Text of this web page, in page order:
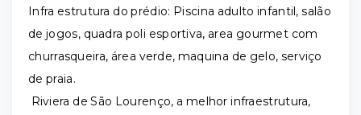
Infra estrutura do prédio: Piscina adulto infantil, salão
de jogos, quadra poli esportiva, area gourmet com
churrasqueira, área verde, maquina de gelo, serviço
de praia.
Riviera de São Lourenço, a melhor infraestrutura,